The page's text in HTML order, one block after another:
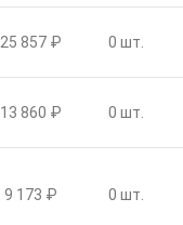
25 857 ₽ 0 шт.
13 860 ₽ 0 шт.
9 173 ₽ 0 шт.